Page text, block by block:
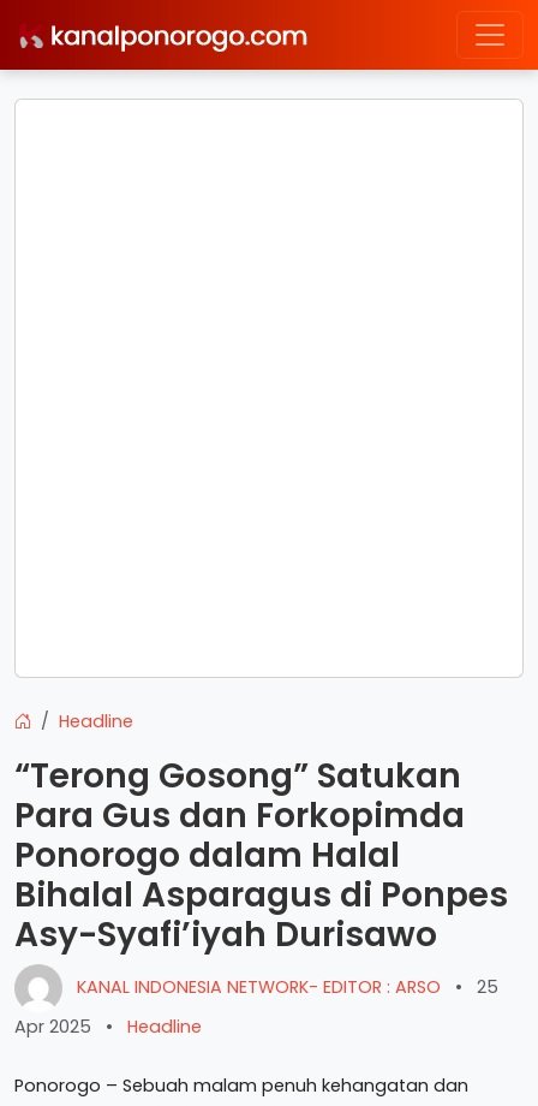
Headline
“Terong Gosong” Satukan
Para Gus dan Forkopimda
Ponorogo dalam Halal
Bihalal Asparagus di Ponpes
Asy-Syafi’iyah Durisawo
KANAL INDONESIA NETWORK- EDITOR : ARSO •
25
Apr 2025
• Headline
Ponorogo – Sebuah malam penuh kehangatan dan